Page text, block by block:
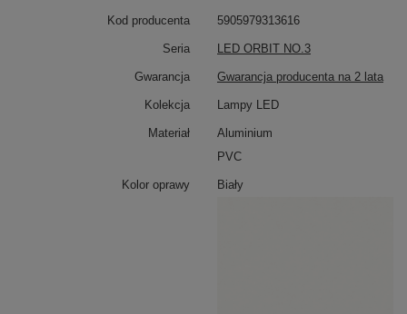
kompozycja nadaje wnętrzu przestrzenności i
się w wysokich, przestronnych pomieszczeniach, gdzie
elementu dekoracyjnego.
Neutralne światło 4000K
Zintegrowane moduły LED emitują
, które stanowi kompromis pomiędzy ciepłą a
zimną barwą. Neutralna barwa idealnie sprawdza się
Kod producenta 5905979313616
Seria LED ORBIT NO.3
Gwarancja Gwarancja producenta na 2 lata
Kolekcja Lampy LED
Materiał
Aluminium
PVC
Kolor oprawy Biały